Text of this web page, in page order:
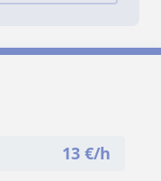
13 €/h